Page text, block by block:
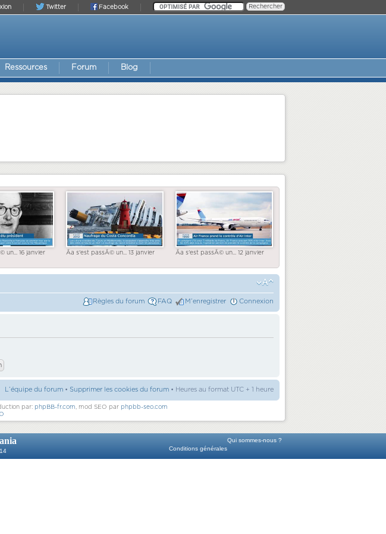
Facebook
Twitter
Ressources Forum Blog
un... 16 janvier Ãa s'est passÃ© un... 13 janvier Ãa s'est passÃ© un... 12 janvier
Règles du forum FAQ M’enregistrer Connexion
L’équipe du forum • Supprimer les cookies du forum • Heures au format UTC + 1 heure
par: phpBB-fr.com, mod SEO par phpbb-seo.com
Qui sommes-nous ?
Conditions générales